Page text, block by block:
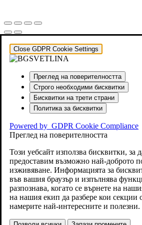
Close GDPR Cookie Settings
Преглед на поверителността
Строго необходими бисквитки
Бисквитки на трети страни
Политика за бисквитки
Powered by GDPR Cookie Compliance
Преглед на поверителността
Този уебсайт използва бисквитки, за
предоставим възможно най-доброто
изживяване. Информацията за
във вашия браузър и изпълнява
разпознава, когато се върнете на
на нашия екип да разбере кои секции
намерите най-интересните и полезни.